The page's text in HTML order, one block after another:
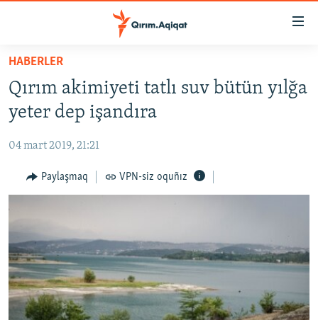
Esas
qaytmaq
Baş
navigatsiyağa
qaytmaq
qaytmaq
SİYASET
İQTİSADİYAT
CEMİYET
MEDENİYET
VİDEO
SÜRET
BLOGLAR
FİKİR
HABERLER
Qırım akimiyeti tatlı suv bütün yılğa
yeter dep işandıra
04 mart 2019, 21:21
Paylaşmaq VPN-siz oquñız